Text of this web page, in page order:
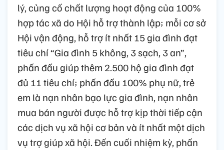
lý, củng cố chất lượng hoạt động của 100%
hợp tác xã do Hội hỗ trợ thành lập; mỗi cơ sở
Hội vận động, hỗ trợ ít nhất 15 gia đình đạt
tiêu chí “Gia đình 5 không, 3 sạch, 3 an”,
phấn đấu giúp thêm 2.500 hộ gia đình đạt
đủ 11 tiêu chí; phấn đấu 100% phụ nữ, trẻ
em là nạn nhân bạo lực gia đình, nạn nhân
mua bán người được hỗ trợ kịp thời tiếp cận
các dịch vụ xã hội cơ bản và ít nhất một dịch
vụ trợ giúp xã hội. Đến cuối nhiệm kỳ, phấn